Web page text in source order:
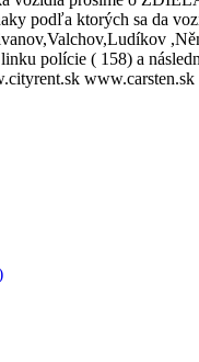
podľa ktorých sa da
polície ( 158) a
www.carsten.sk